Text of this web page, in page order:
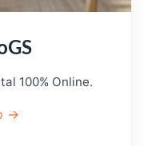
100% Online.
→